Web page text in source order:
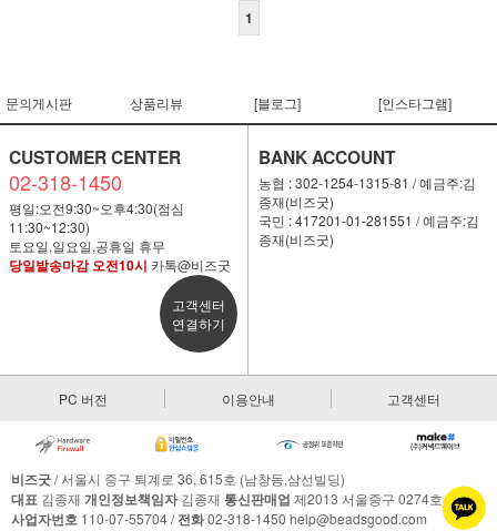
1
문의게시판 상품리뷰 [블로그] [인스타그램]
CUSTOMER CENTER
02-318-1450
평일:오전9:30~오후4:30(점심
11:30~12:30)
토요일,일요일,공휴일 휴무
당일발송마감 오전10시 카톡@비즈굿
고객센터
연결하기
BANK ACCOUNT
농협 : 302-1254-1315-81 / 예금주:김
종재(비즈굿)
국민 : 417201-01-281551 / 예금주:김
종재(비즈굿)
PC 버전 이용안내 고객센터
비즈굿/ 서울시 중구 퇴계로 36, 615호 (남창동,삼선빌딩)
대표 김종재 개인정보책임자김종재 통신판매업 제2013 서울중구 0274호
사업자번호 110-07-55704 /전화02-318-1450 help@beadsgood.com